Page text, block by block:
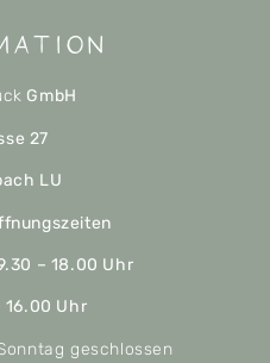
GmbH
27
LU
– 18.00 Uhr
16.00 Uhr
geschlossen